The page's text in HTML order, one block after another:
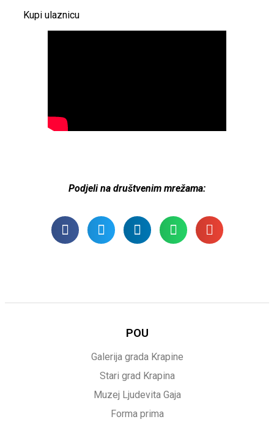
Kupi ulaznicu
Podjeli na društvenim mrežama:
POU
Galerija grada Krapine
Stari grad Krapina
Muzej Ljudevita Gaja
Forma prima